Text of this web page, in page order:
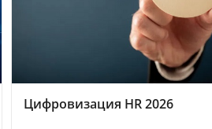
Цифровизация HR 2026